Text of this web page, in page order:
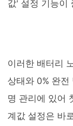
값' 설정 기능이
이러한 배터리
상태와 0% 완
명 관리에 있어
계값 설정은 바